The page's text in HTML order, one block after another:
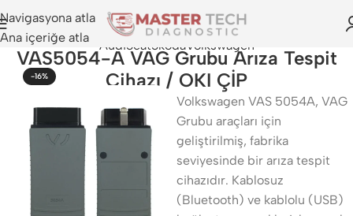
Navigasyona atla
Ana içeriğe atla
AudiSeatSkodaVolkswagen
VAS5054-A VAG Grubu Arıza Tespit
Cihazı / OKI ÇİP
-16%
Volkswagen VAS 5054A, VAG
Grubu araçları için
geliştirilmiş, fabrika
seviyesinde bir arıza tespit
cihazıdır. Kablosuz
(Bluetooth) ve kablolu (USB)